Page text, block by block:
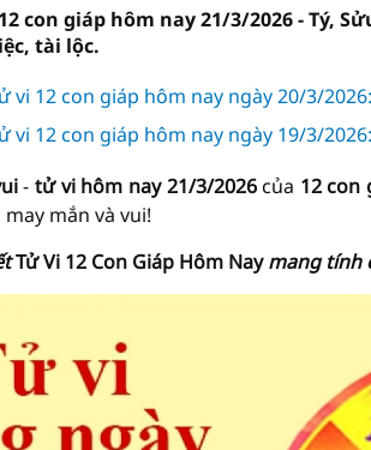
con giáp hôm nay 21/3/2026 - Tý,
tài lộc.
vi 12 con giáp hôm nay ngày 20/3/
vi 12 con giáp hôm nay ngày 19/3/
- tử vi hôm nay 21/3/2026của 12 con
mắn và vui!
Tử Vi 12 Con Giáp Hôm Naymang tính